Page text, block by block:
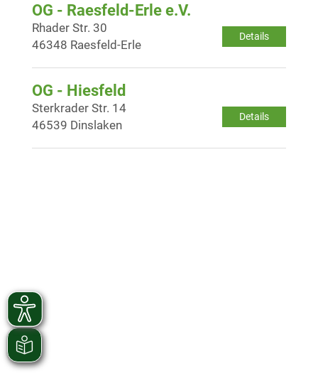
OG - Raesfeld-Erle e.V.
Details
Rhader Str. 30
46348 Raesfeld-Erle
OG - Hiesfeld
Details
Sterkrader Str. 14
46539 Dinslaken